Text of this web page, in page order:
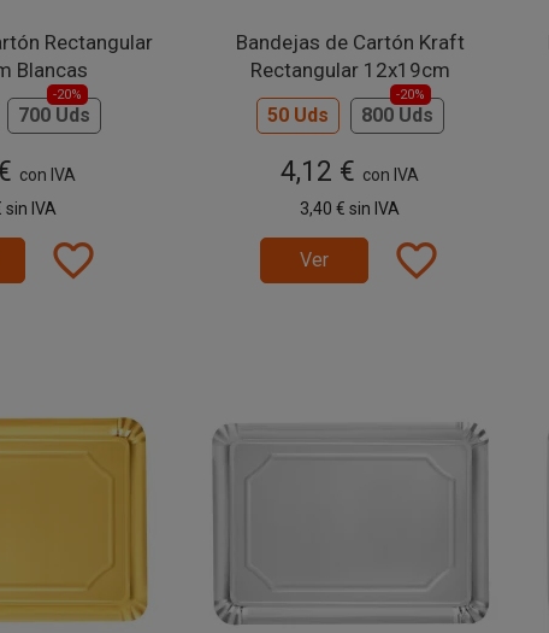
Rectangular
Blancas
700 Uds
-20%
con IVA
sin IVA
favorite_border
Bandejas de Cartón Kraft
Rectangular 12x19cm
50 Uds 800 Uds
-20%
4,12 € con IVA
3,40 € sin IVA
Ver favorite_border